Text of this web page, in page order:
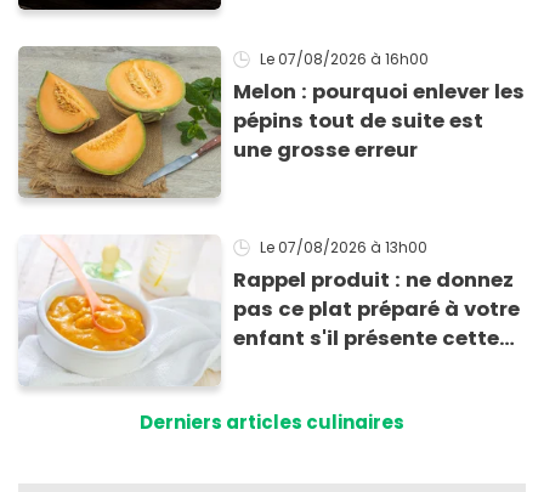
Le 07/08/2026 à 16h00
Melon : pourquoi enlever les
pépins tout de suite est
une grosse erreur
Le 07/08/2026 à 13h00
Rappel produit : ne donnez
pas ce plat préparé à votre
enfant s'il présente cette
Derniers articles culinaires